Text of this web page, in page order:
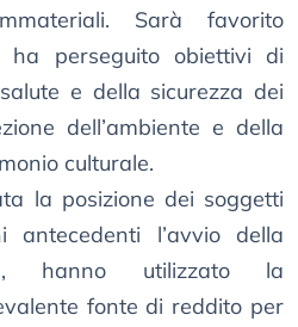
Sarà favorito
ha perseguito obiettivi di
e della sicurezza dei
dell’ambiente e della
culturale.
la posizione dei soggetti
l’avvio della
hanno utilizzato la
fonte di reddito per